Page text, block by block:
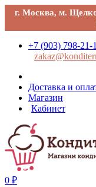
г. Москва, м.
+7 (903) 798-21-
Доставка и
Магазин
Кабинет
0 ₽